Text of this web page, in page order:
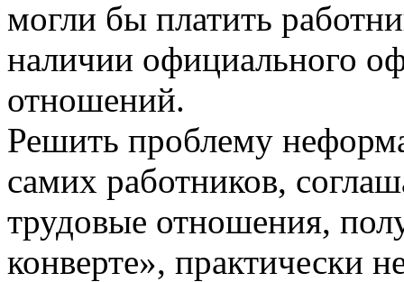
могли бы платить
наличии официального
отношений.
Решить проблему
самих работников,
трудовые отношения,
конверте», практически